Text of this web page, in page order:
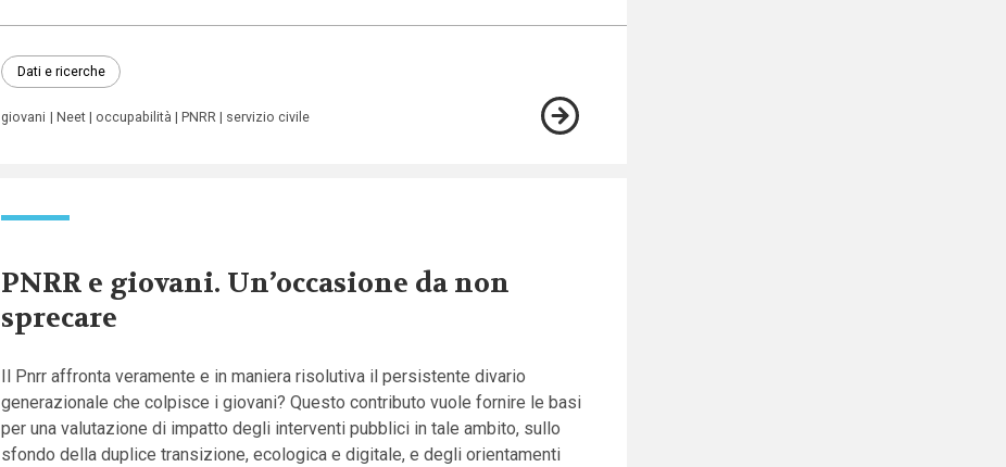
Dati e ricerche
giovani Neet occupabilità PNRR servizio civile
PNRR e giovani. Un’occasione da non
sprecare
Il Pnrr affronta veramente e in maniera risolutiva il persistente divario
generazionale che colpisce i giovani? Questo contributo vuole fornire le basi
per una valutazione di impatto degli interventi pubblici in tale ambito, sullo
sfondo della duplice transizione, ecologica e digitale, e degli orientamenti